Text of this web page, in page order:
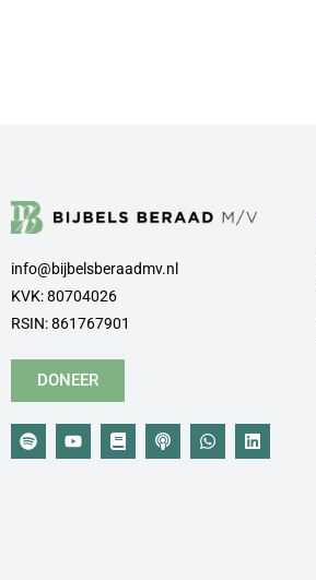
info@bijbelsberaadmv.nl
KVK: 80704026
RSIN: 861767901
DONEER